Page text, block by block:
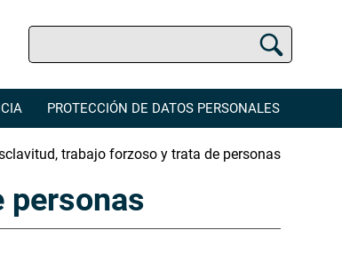
PROTECCIÓN DE DATOS PERSONALES
trabajo forzoso y trata de personas
personas